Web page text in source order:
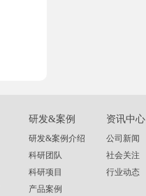
研发&案例
研发&案例介绍
科研团队
科研项目
产品案例
资讯中心
公司新闻
社会关注
行业动态